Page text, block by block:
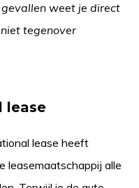
weet je direct
tegenover
lease
lease heeft
leasemaatschappij alle